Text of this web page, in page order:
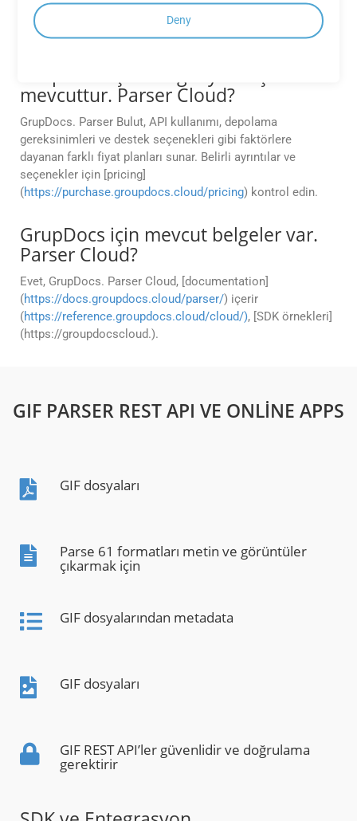
DOCX), Excel (XLS, XLSX), PowerPoint (PPT, PX), ve JPEG,
PNG, TIFF gibi çeşitli görüntü formatlarını destekler.
mevcuttur. Parser Cloud?
GrupDocs. Parser Bulut, API kullanımı, depolama
gereksinimleri ve destek seçenekleri gibi faktörlere
dayanan farklı fiyat planları sunar. Belirli ayrıntılar ve
seçenekler için [pricing]
(https://purchase.groupdocs.cloud/pricing) kontrol edin.
GrupDocs için mevcut belgeler var.
Parser Cloud?
Evet, GrupDocs. Parser Cloud, [documentation]
(https://docs.groupdocs.cloud/parser/) içerir
(https://reference.groupdocs.cloud/cloud/), [SDK örnekleri]
(https://groupdocscloud.).
GIF PARSER REST API VE ONLINE APPS
GIF dosyaları
Parse 61 formatları metin ve görüntüler
çıkarmak için
GIF dosyalarından metadata
GIF dosyaları
GIF REST API’ler güvenlidir ve doğrulama
gerektirir
Deny